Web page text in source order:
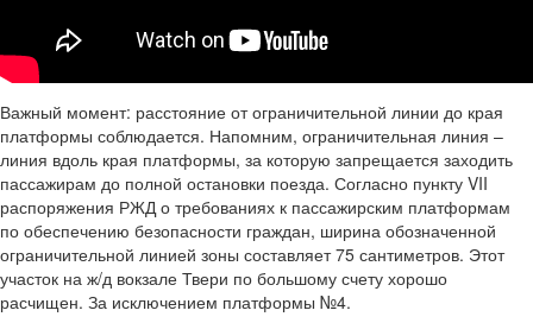
Важный момент: расстояние от ограничительной линии до края
платформы соблюдается. Напомним, ограничительная линия –
линия вдоль края платформы, за которую запрещается заходить
пассажирам до полной остановки поезда. Согласно пункту VII
распоряжения РЖД о требованиях к пассажирским платформам
по обеспечению безопасности граждан, ширина обозначенной
ограничительной линией зоны составляет 75 сантиметров. Этот
участок на ж/д вокзале Твери по большому счету хорошо
расчищен. За исключением платформы №4.